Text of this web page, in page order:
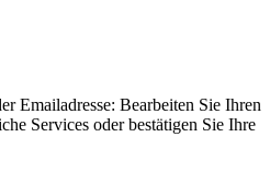
Emailadresse: Bearbeiten Sie Ihren
Services oder bestätigen Sie Ihre